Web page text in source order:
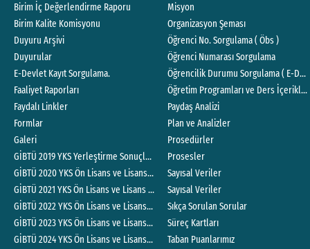
Birim İç Değerlendirme Raporu
Birim Kalite Komisyonu
Duyuru Arşivi
Duyurular
E-Devlet Kayıt Sorgulama.
Faaliyet Raporları
Faydalı Linkler
Formlar
Galeri
GİBTÜ 2019 YKS Yerleştirme Sonuçlarına İlişkin Sayısal Bilgiler
GİBTÜ 2020 YKS Ön Lisans ve Lisans Yerleştirme Sonuçlarına İlişkin Sayısal
GİBTÜ 2021 YKS Ön Lisans ve Lisans Yerleştirme Sonuçlarına İlişkin Sayısal
GİBTÜ 2022 YKS Ön Lisans ve Lisans Yerleştirme Sonuçlarına İlişkin Sayısal
GİBTÜ 2023 YKS Ön Lisans ve Lisans Yerleştirme Sonuçlarına İlişkin Sayısal
GİBTÜ 2024 YKS Ön Lisans ve Lisans Yerleştirme Sonuçlarına İlişkin Sayısal
Misyon
Organizasyon Şeması
Öğrenci No. Sorgulama ( Öbs )
Öğrenci Numarası Sorgulama
Öğrencilik Durumu Sorgulama ( E-
Öğretim Programları ve Ders
Paydaş Analizi
Plan ve Analizler
Prosedürler
Prosesler
Sayısal Veriler
Sayısal Veriler
Sıkça Sorulan Sorular
Süreç Kartları
Taban Puanlarımız